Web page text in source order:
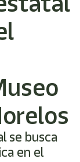
se busca
en el